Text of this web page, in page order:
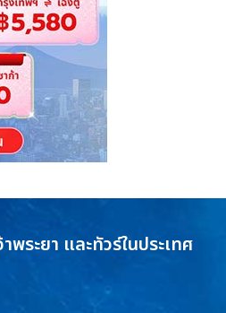
พระยา และทัวร์ในประเทศ